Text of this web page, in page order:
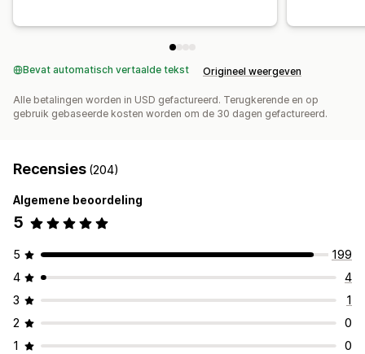
Foutresolutie
Bevat automatisch vertaalde tekst Origineel weergeven
Alle betalingen worden in USD gefactureerd. Terugkerende en op
gebruik gebaseerde kosten worden om de 30 dagen gefactureerd.
Recensies (204)
Algemene beoordeling
5
5
199
4
4
3
1
2
0
1
0